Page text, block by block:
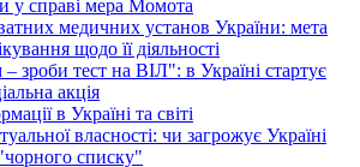
у справі мера Момота
медичних установ України: мета
щодо її діяльності
зроби тест на ВІЛ": в Україні стартує
акція
в Україні та світі
власності: чи загрожує Україні
списку"